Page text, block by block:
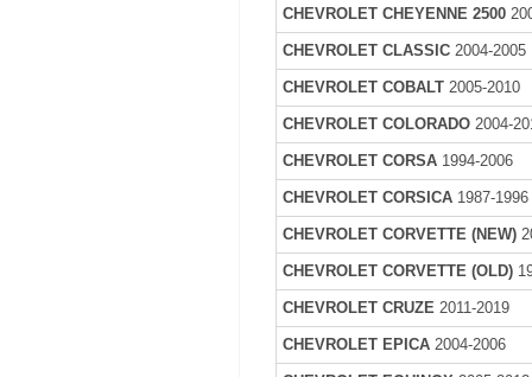
CHEVROLET CHEYENNE 2500
CHEVROLET CLASSIC2004-2005
CHEVROLET COBALT2005-2010
CHEVROLET COLORADO2004-
CHEVROLET CORSA 1994-2006
CHEVROLET CORSICA 1987-1996
CHEVROLET CORVETTE (NEW)
CHEVROLET CORVETTE (OLD)
CHEVROLET CRUZE2011-2019
CHEVROLET EPICA2004-2006